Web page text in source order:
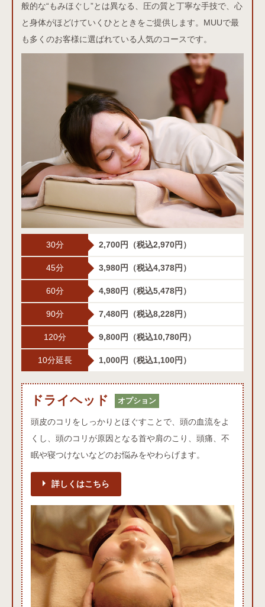
般的な“もみほぐし”とは異なる、圧の質と丁寧な手技で、心
と身体がほどけていくひとときをご提供します。MUUで最
も多くのお客様に選ばれている人気のコースです。
30分 2,700円 （税込2,970円）
45分 3,980円 （税込4,378円）
60分 4,980円 （税込5,478円）
90分 7,480円 （税込8,228円）
120分 9,800円 （税込10,780円）
10分延長 1,000円 （税込1,100円）
ドライヘッドオプション
ドライヘッド オプション
頭皮のコリをしっかりとほぐすことで、頭の血流をよ
くし、頭のコリが原因となる首や肩のこり、頭痛、不
眠や寝つけないなどのお悩みをやわらげます。
詳しくはこちら